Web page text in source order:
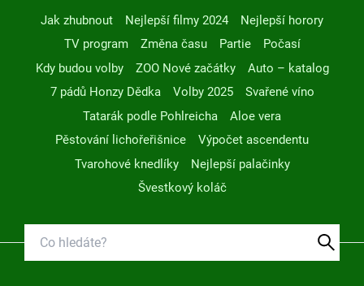
Jak zhubnout Nejlepší filmy 2024
Nejlepší horory
TV program
Změna času Partie
Počasí
Kdy budou volby
ZOO Nové začátky
Auto – katalog
7 pádů Honzy Dědka
Volby 2025
Svařené víno
Tatarák podle Pohlreicha
Aloe vera
Pěstování lichořeřišnice
Výpočet ascendentu
Tvarohové knedlíky
Nejlepší palačinky
Švestkový koláč